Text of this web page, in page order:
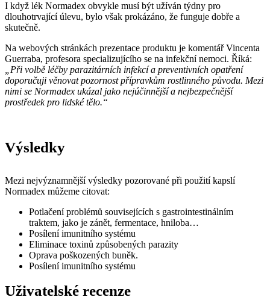
I když lék Normadex obvykle musí být užíván týdny pro
dlouhotrvající úlevu, bylo však prokázáno, že funguje dobře a
skutečně.
Na webových stránkách prezentace produktu je komentář Vincenta
Guerraba, profesora specializujícího se na infekční nemoci. Říká:
„Při volbě léčby parazitárních infekcí a preventivních opatření
doporučuji věnovat pozornost přípravkům rostlinného původu. Mezi
nimi se Normadex ukázal jako nejúčinnější a nejbezpečnější
prostředek pro lidské tělo.“
Výsledky
Mezi nejvýznamnější výsledky pozorované při použití kapslí
Normadex můžeme citovat:
Potlačení problémů souvisejících s gastrointestinálním
traktem, jako je zánět, fermentace, hniloba…
Posílení imunitního systému
Eliminace toxinů způsobených parazity
Oprava poškozených buněk.
Posílení imunitního systému
Uživatelské recenze